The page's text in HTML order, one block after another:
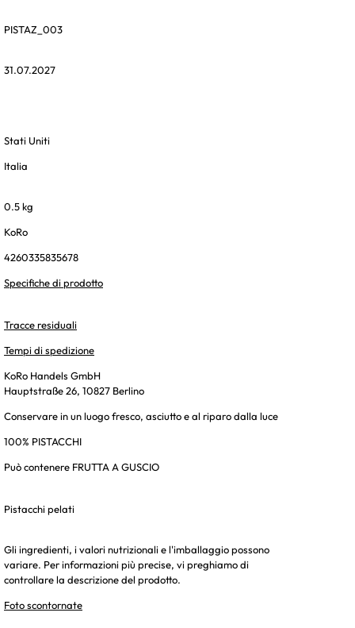
PISTAZ_003
31.07.2027
Stati Uniti
Italia
0.5 kg
KoRo
4260335835678
Specifiche di prodotto
Tracce residuali
Tempi di spedizione
KoRo Handels GmbH
Hauptstraße 26, 10827 Berlino
Conservare in un luogo fresco, asciutto e al riparo dalla luce
100% PISTACCHI
Può contenere FRUTTA A GUSCIO
Pistacchi pelati
Gli ingredienti, i valori nutrizionali e l'imballaggio possono
variare. Per informazioni più precise, vi preghiamo di
controllare la descrizione del prodotto.
Foto scontornate